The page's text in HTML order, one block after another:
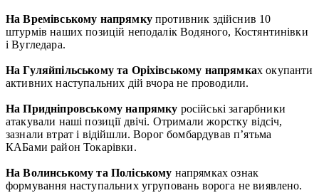
На Времівському напрямкупротивник здійснив 10
штурмів наших позицій неподалік Водяного, Костянтинівки
і Вугледара.
На Гуляйпільському та Оріхівському напрямках окупанти
активних наступальних дій вчора не проводили.
На Придніпровському напрямку російські загарбники
атакували наші позиції двічі. Отримали жорстку відсіч,
зазнали втрат і відійшли. Ворог бомбардував п’ятьма
КАБами район Токарівки.
На Волинському та Поліському напрямках ознак
формування наступальних угруповань ворога не виявлено.